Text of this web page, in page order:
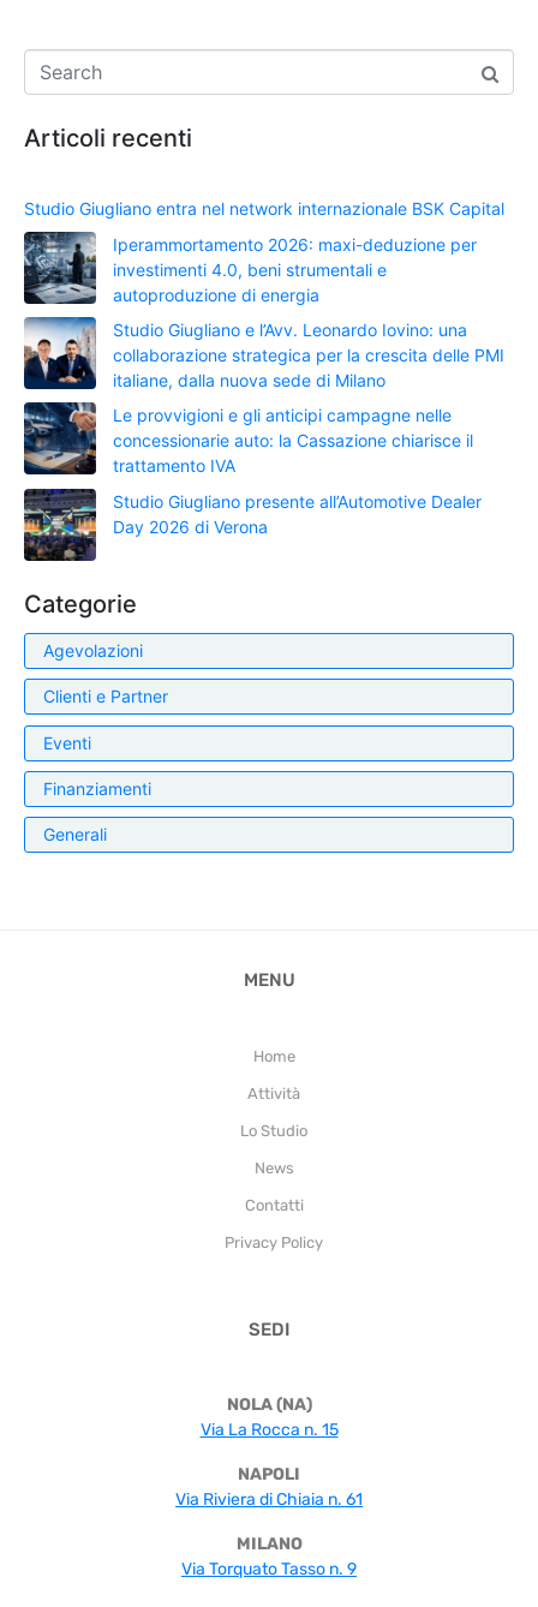
Articoli recenti
Studio Giugliano entra nel network internazionale BSK Capital
Iperammortamento 2026: maxi-deduzione per
investimenti 4.0, beni strumentali e
autoproduzione di energia
Studio Giugliano e l’Avv. Leonardo Iovino: una
collaborazione strategica per la crescita delle PMI
italiane, dalla nuova sede di Milano
Le provvigioni e gli anticipi campagne nelle
concessionarie auto: la Cassazione chiarisce il
trattamento IVA
Studio Giugliano presente all’Automotive Dealer
Day 2026 di Verona
Categorie
Agevolazioni
Clienti e Partner
Eventi
Finanziamenti
Generali
MENU
Home
Attività
Lo Studio
News
Contatti
Privacy Policy
SEDI
NOLA (NA)
Via La Rocca n. 15
NAPOLI
Via Riviera di Chiaia n. 61
MILANO
Via Torquato Tasso n. 9